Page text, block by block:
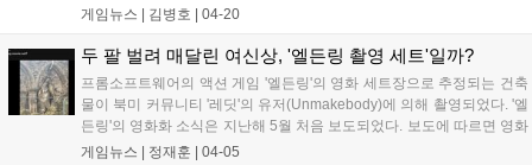
3천만 장 팔린 원작 팬들의 기대가 크다....
게임뉴스 | 김병호 04-20
두 팔 벌려 매달린 여신상, '엘든링 촬영 세트'일까?
프롬소프트웨어의 액션 게임 '엘든링'의 영화 세트장으로 추정되는 건축
물이 북미 커뮤니티 '레딧'의 유저(Unmakebody)에 의해 촬영되었다. '엘
든링'의 영화화 소식은 지난해 5월 처음 보도되었다. 보도에 따르면 영화
는 'A24'스튜디오와 반다이 남코 엔터테인먼트, DNA 필름이 공동 제작
게임뉴스 | 정재훈 04-05